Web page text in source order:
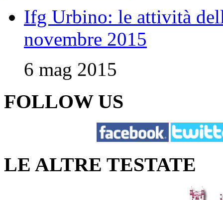
Ifg Urbino: le attività
novembre 2015
6 mag 2015
FOLLOW US
LE ALTRE TESTATE